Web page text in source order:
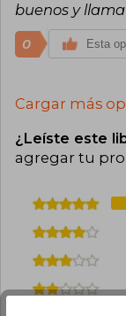
buenos y
0 Esta
Cargar más
¿Leíste este
agregar tu